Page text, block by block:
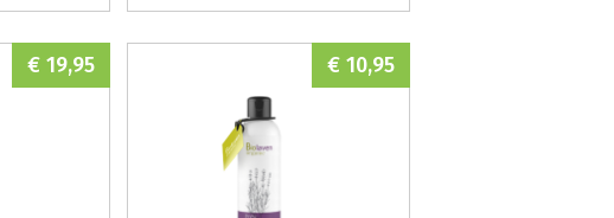
€ 19,95 € 10,95